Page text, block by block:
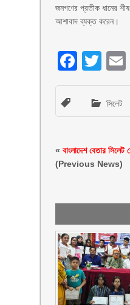
‎জনগণের প্রতীক ধানের
আশাবাদ ব্যক্ত করেন।
সিলেট
«বাংলাদেশ বেতার সিলেট
(Previous News)